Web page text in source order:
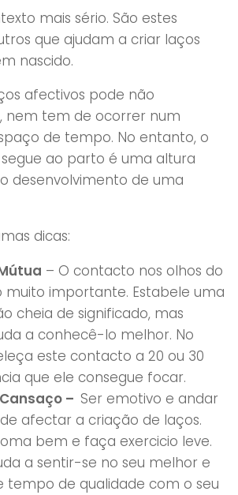
mais sério. São estes
que ajudam a criar laços
nascido.
afectivos pode não
nem tem de ocorrer num
de tempo. No entanto, o
ao parto é uma altura
desenvolvimento de uma
dicas:
– O contacto nos olhos do
muito importante. Estabele uma
cheia de significado, mas
a conhecê-lo melhor. No
este contacto a 20 ou 30
que ele consegue focar.
– Ser emotivo e andar
afectar a criação de laços.
bem e faça exercicio leve.
a sentir-se no seu melhor e
tempo de qualidade com o seu